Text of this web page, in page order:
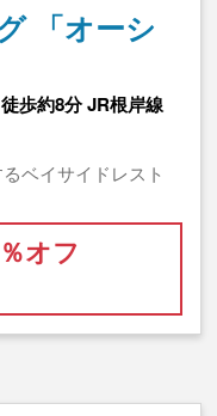
「オーシ
歩約8分 JR根岸線
ベイサイドレスト
オフ